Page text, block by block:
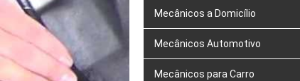
Mecânicos a Domicílio
Mecânicos Automotivo
Mecânicos para Carro